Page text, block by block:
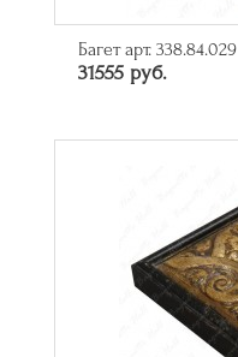
Багет арт. 338.84.029
31555 руб.